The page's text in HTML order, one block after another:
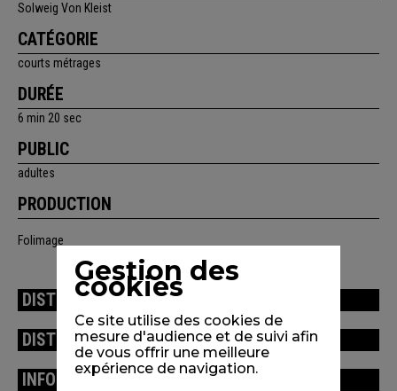
Solweig Von Kleist
CATÉGORIE
courts métrages
DURÉE
6 min 20 sec
PUBLIC
adultes
PRODUCTION
Folimage
DISTRIBUTION
DISTINCTIONS / FESTIVALS
INFORMATIONS TECHNIQUES
Gestion des
cookies
Ce site utilise des cookies de
mesure d'audience et de suivi afin
de vous offrir une meilleure
expérience de navigation.